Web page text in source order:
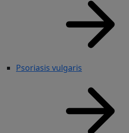
Psoriasis vulgaris